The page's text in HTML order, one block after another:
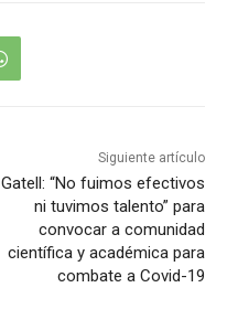
Siguiente artículo
Gatell: “No fuimos efectivos
ni tuvimos talento” para
convocar a comunidad
científica y académica para
combate a Covid-19